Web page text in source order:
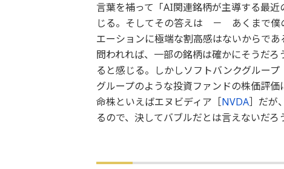
言葉を補って「AI関連銘柄が主導する最
じる。そしてその答えは － あくまで
エーションに極端な割高感はないからで
問われれば、一部の銘柄は確かにそうだろ
ると感じる。しかしソフトバンクグループ
グループのような投資ファンドの株価評
命株といえばエヌビディア［NVDA］だが
るので、決してバブルだとは言えないだろ